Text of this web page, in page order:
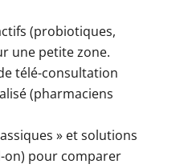
(probiotiques,
une petite zone.
télé-consultation
(pharmaciens
» et solutions
on) pour comparer